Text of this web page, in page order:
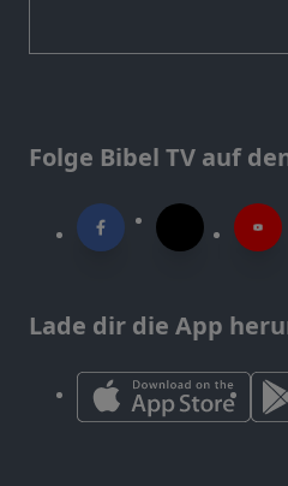
Folge Bibel TV auf
Lade dir die App